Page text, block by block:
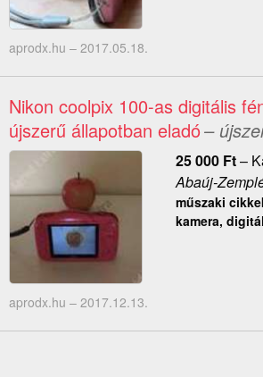
aprodx.hu – 2017.05.18.
Nikon coolpix 100-as digitális
újszerű állapotban eladó–
25 000 Ft–
Abaúj-
műszaki
kamera,
aprodx.hu – 2017.12.13.